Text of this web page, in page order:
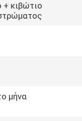
+ κιβώτιο
μήνα